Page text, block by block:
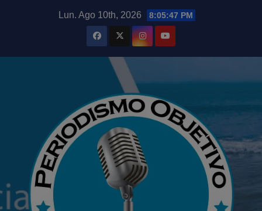
Lun. Ago 10th, 2026 8:05:49 PM
modal-check